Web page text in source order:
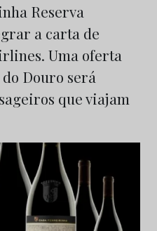
Reserva
a carta de
Uma oferta
Douro será
que viajam